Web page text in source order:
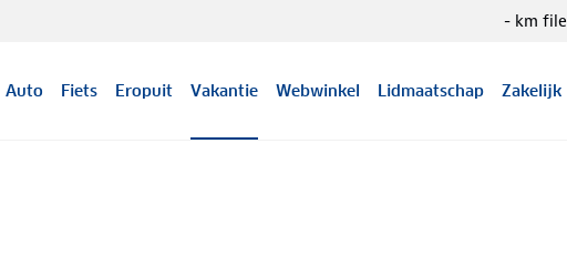
Auto Fiets Eropuit Vakantie Webwinkel Lidmaatschap Zakelijk
- km file